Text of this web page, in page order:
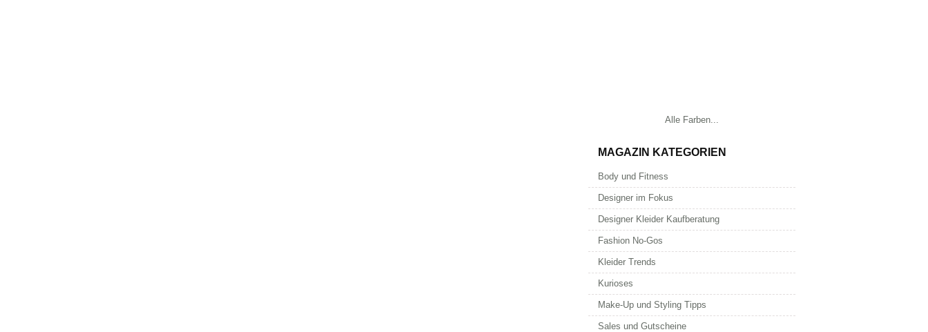
Alle Farben...
MAGAZIN KATEGORIEN
Body und Fitness
Designer im Fokus
Designer Kleider Kaufberatung
Fashion No-Gos
Kleider Trends
Kurioses
Make-Up und Styling Tipps
Sales und Gutscheine